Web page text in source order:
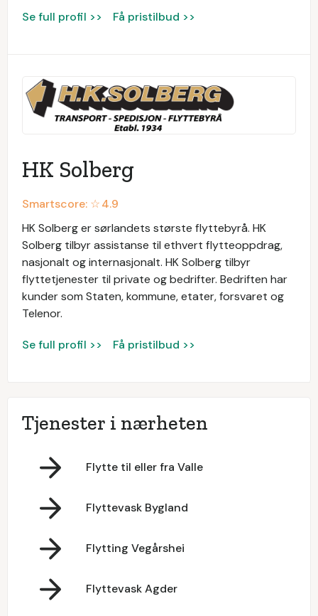
Se full profil >> Få pristilbud >>
HK Solberg
Smartscore: ☆4.9
HK Solberg er sørlandets største flyttebyrå. HK
Solberg tilbyr assistanse til ethvert flytteoppdrag,
nasjonalt og internasjonalt. HK Solberg tilbyr
flyttetjenester til private og bedrifter. Bedriften har
kunder som Staten, kommune, etater, forsvaret og
Telenor.
Se full profil >> Få pristilbud >>
Tjenester i nærheten
Flytte til eller fra Valle
Flyttevask Bygland
Flytting Vegårshei
Flyttevask Agder